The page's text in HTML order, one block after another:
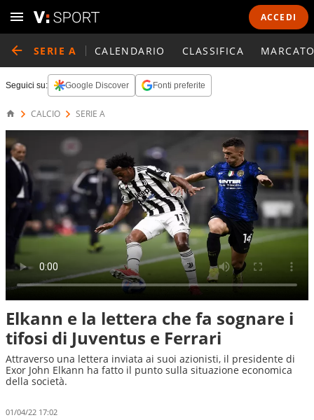
ACCEDI
SERIE A CALENDARIO CLASSIFICA
Seguici su: Google Discover Fonti preferite
CALCIO SERIE A
Elkann e la lettera che fa sognare i
tifosi di Juventus e Ferrari
Attraverso una lettera inviata ai suoi azionisti, il presidente di
Exor John Elkann ha fatto il punto sulla situazione economica
della società.
01/04/22 17:02